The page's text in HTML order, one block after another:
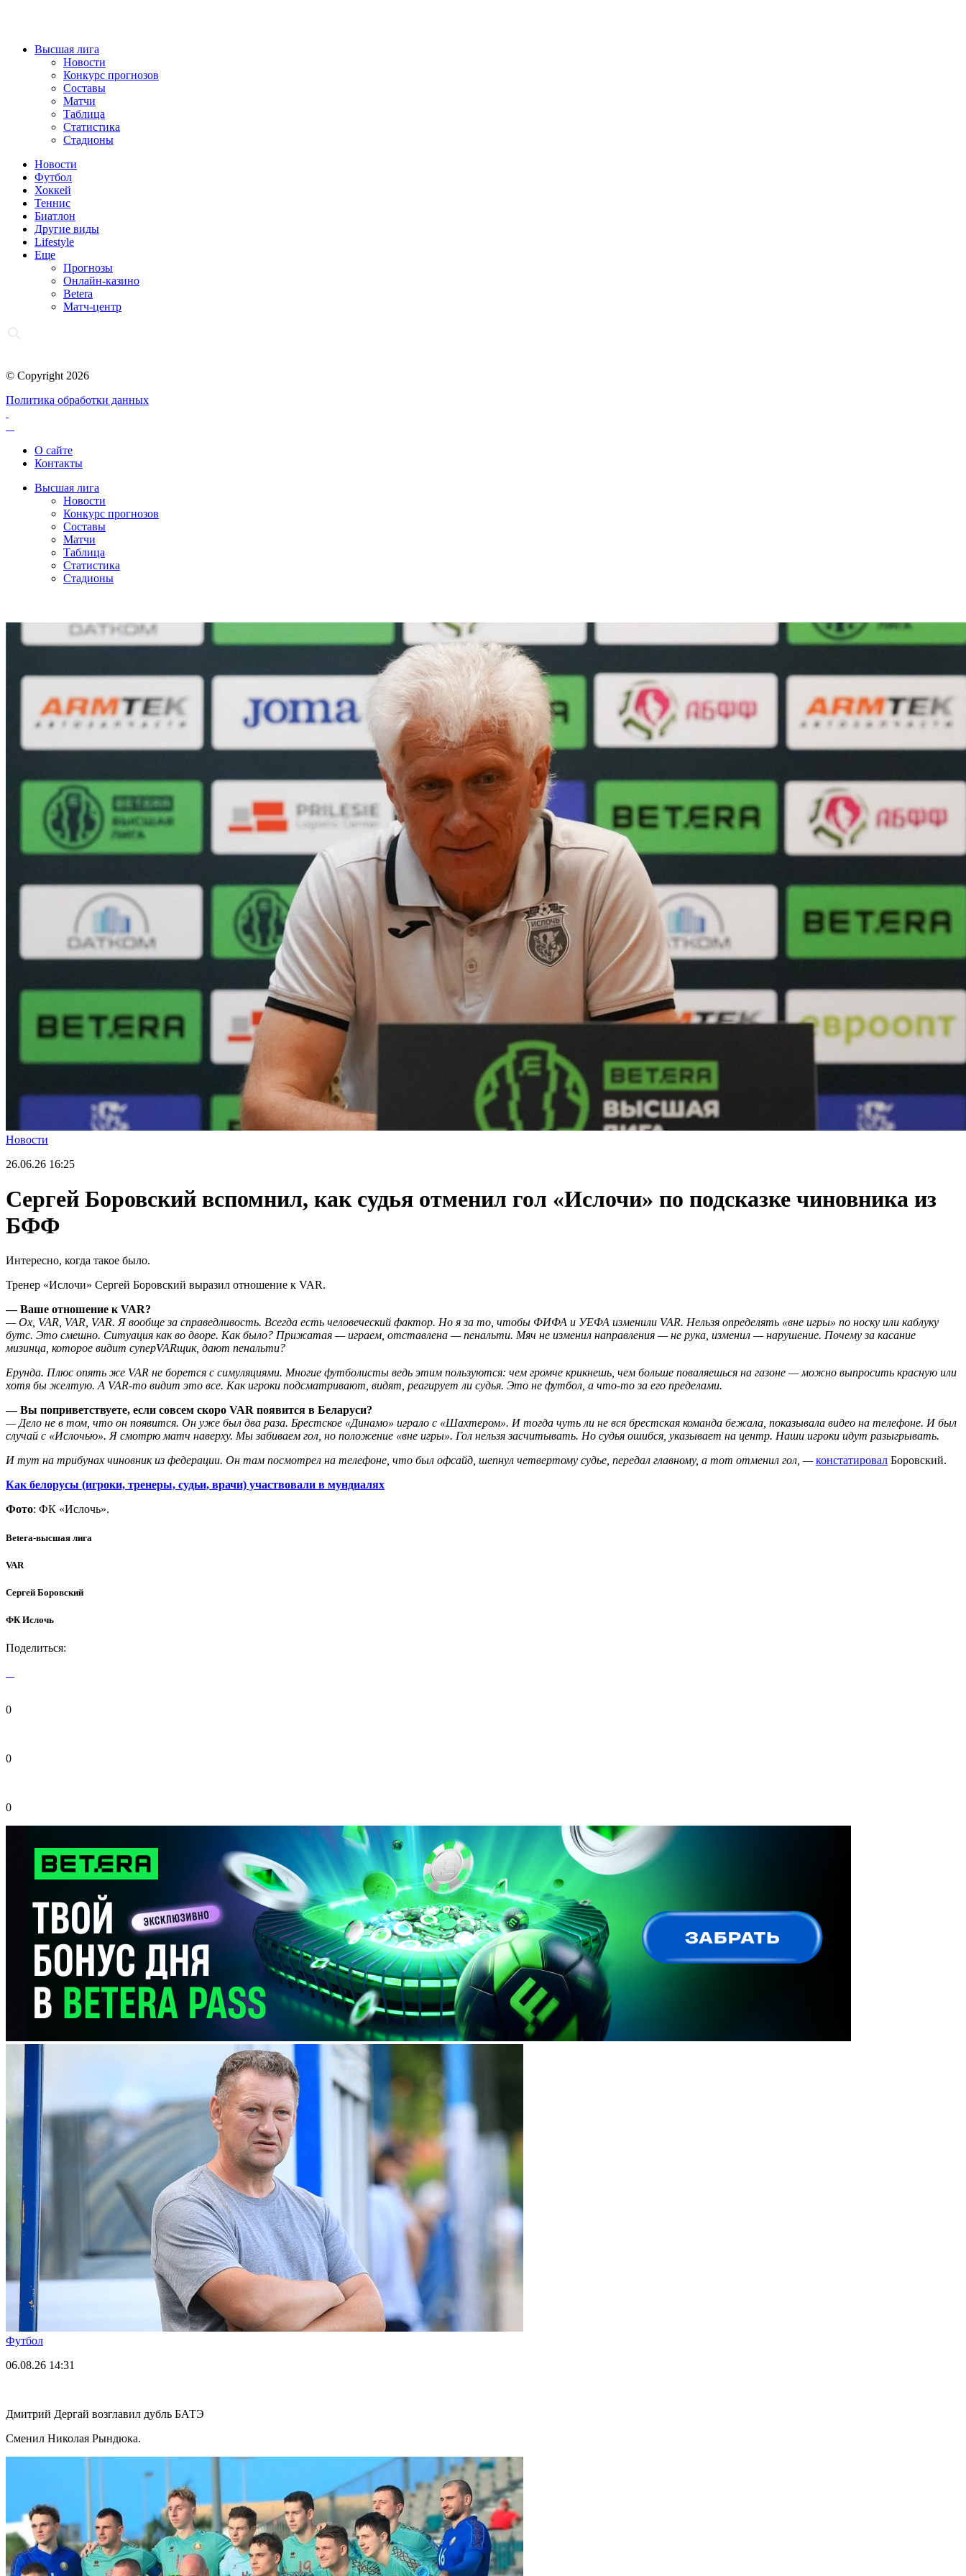
Высшая лига
Новости
Конкурс прогнозов
Составы
Матчи
Таблица
Статистика
Стадионы
Новости
Футбол
Хоккей
Теннис
Биатлон
Другие виды
Lifestyle
Еще
Прогнозы
Онлайн-казино
Betera
Матч-центр
© Copyright 2026
Политика обработки данных
О сайте
Контакты
Высшая лига
Новости
Конкурс прогнозов
Составы
Матчи
Таблица
Статистика
Стадионы
Новости
26.06.26 16:25
Сергей Боровский вспомнил, как судья отменил гол «Ислочи» по подсказке чиновника из
БФФ
Интересно, когда такое было.
Тренер «Ислочи» Сергей Боровский выразил отношение к VAR.
— Ваше отношение к VAR?
— Ох, VAR, VAR, VAR. Я вообще за справедливость. Всегда есть человеческий фактор. Но я за то, чтобы ФИФА и УЕФА изменили VAR. Нельзя определять «вне игры» по носку или каблуку
бутс. Это смешно. Ситуация как во дворе. Как было? Прижатая — играем, отставлена — пенальти. Мяч не изменил направления — не рука, изменил — нарушение. Почему за касание
мизинца, которое видит суперVARщик, дают пенальти?
Ерунда. Плюс опять же VAR не борется с симуляциями. Многие футболисты ведь этим пользуются: чем громче крикнешь, чем больше поваляешься на газоне — можно выпросить красную или
хотя бы желтую. А VAR-то видит это все. Как игроки подсматривают, видят, реагирует ли судья. Это не футбол, а что-то за его пределами.
— Вы поприветствуете, если совсем скоро VAR появится в Беларуси?
— Дело не в том, что он появится. Он уже был два раза. Брестское «Динамо» играло с «Шахтером». И тогда чуть ли не вся брестская команда бежала, показывала видео на телефоне. И был
случай с «Ислочью». Я смотрю матч наверху. Мы забиваем гол, но положение «вне игры». Гол нельзя засчитывать. Но судья ошибся, указывает на центр. Наши игроки идут разыгрывать.
И тут на трибунах чиновник из федерации. Он там посмотрел на телефоне, что был офсайд, шепнул четвертому судье, передал главному, а тот отменил гол, — констатировал Боровский.
Как белорусы (игроки, тренеры, судьи, врачи) участвовали в мундиалях
Фото: ФК «Ислочь».
Betera-высшая лига
VAR
Сергей Боровский
ФК Ислочь
Поделиться:
0
0
0
Футбол
06.08.26 14:31
Дмитрий Дергай возглавил дубль БАТЭ
Сменил Николая Рындюка.